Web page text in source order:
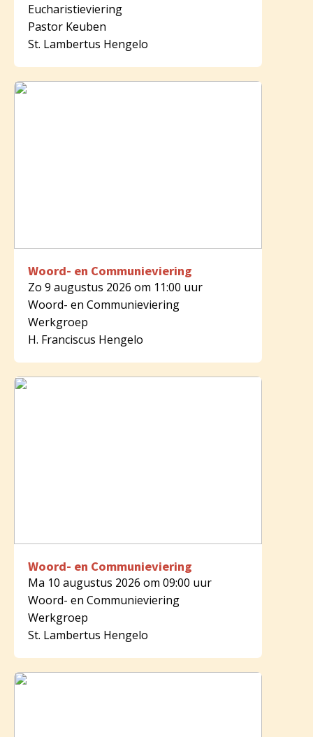
Eucharistieviering
Pastor Keuben
St. Lambertus Hengelo
Woord- en Communieviering
Zo 9 augustus 2026 om 11:00 uur
Woord- en Communieviering
Werkgroep
H. Franciscus Hengelo
Woord- en Communieviering
Ma 10 augustus 2026 om 09:00 uur
Woord- en Communieviering
Werkgroep
St. Lambertus Hengelo